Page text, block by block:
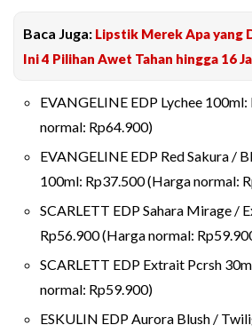
Baca Juga: Lipstik Merek Apa yang
Ini 4 Pilihan Awet Tahan hingga 16
EVANGELINE EDP Lychee
normal: Rp64.900)
EVANGELINE EDP Red Sakura /
100ml: Rp37.500 (Harga normal:
SCARLETT EDP Sahara Mirage /
Rp56.900 (Harga normal:
SCARLETT EDP Extrait Pcrsh
normal: Rp59.900)
ESKULIN EDP Aurora Blush /